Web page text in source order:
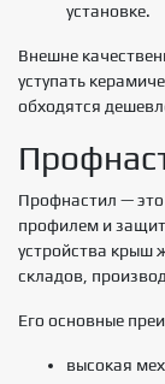
установке.
Внешне
уступать
обходятся
Профнастил —
профилем и
устройства крыш
складов,
Его основные
высокая